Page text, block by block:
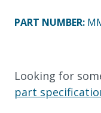
PART NUMBER:
Looking for
part